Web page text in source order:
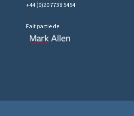
+44 (0)20 7738 5454
Fait partie de